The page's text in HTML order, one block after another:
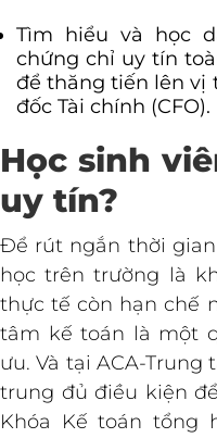
Tìm hiểu và học
chứng chỉ uy tín
để thăng tiến lên vị
đốc Tài chính (CFO).
Học sinh
uy tín?
Để rút ngắn thời
học trên trường là
thực tế còn hạn chế
tâm kế toán là một
ưu. Và tại ACA-
trung đủ điều kiện
Khóa Kế toán tổng